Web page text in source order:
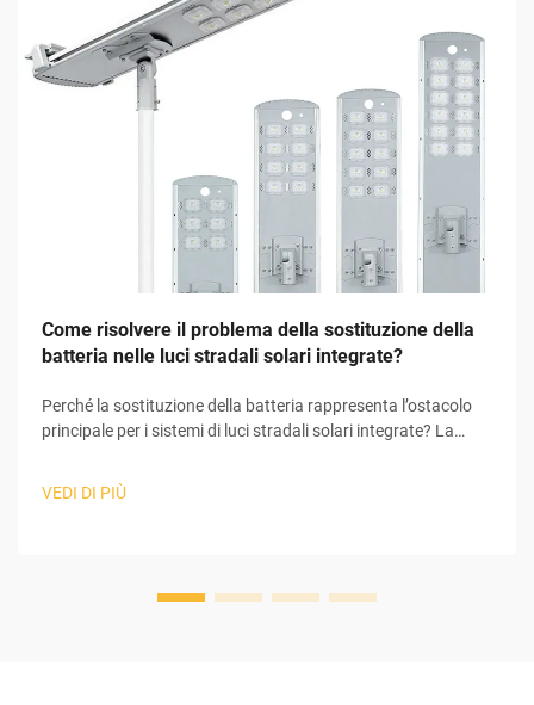
Come risolvere il problema della sostituzione della
batteria nelle luci stradali solari integrate?
Perché la sostituzione della batteria rappresenta l’ostacolo
principale per i sistemi di luci stradali solari integrate? La
nell’intero sistema di luci stradali solari integrate. I sistemi di
VEDI DI PIÙ